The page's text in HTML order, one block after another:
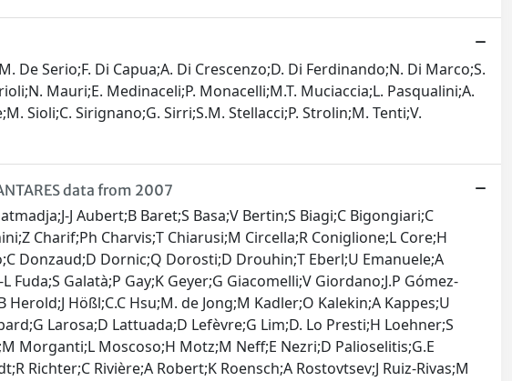
De Serio;F. Di Capua;A. Di Crescenzo;D. Di Ferdinando;N. Di Marco;S.
Mauri;E. Medinaceli;P. Monacelli;M.T. Muciaccia;L. Pasqualini;A.
Sioli;C. Sirignano;G. Sirri;S.M. Stellacci;P. Strolin;M. Tenti;V.
data from 2007
Maksimovic;V Malvezzi;N Man;I Mandel;V Mandic;M Mantovani;F Marchesoni;F Marion;S Márka;Z Márka;A Markosyan;E Maros;J Marque;F Martelli;I. W Martin;R. M Martin;J. N Marx;K Mason;A Masserot;F Matichard;L Matone;R. A Matzner;N Mavalvala;G Mazzolo;R McCarthy;D. E McClelland;S. C McGuire;G McIntyre;J McIver;G. D Meadors;M Mehmet;T Meier;A Melatos;A. C Melissinos;G Mendell;D. F Menéndez;R. A Mercer;S Meshkov;C Messenger;M. S Meyer;H Miao;C Michel;L Milano;J Miller;Y Minenkov;C. M. F Mingarelli;V. P Mitrofanov;G Mitselmakher;R Mittleman;B Moe;M Mohan;S. R. P Mohapatra;D Moraru;G Moreno;N Morgado;A Morgia;T Mori;S. R Morriss;S Mosca;K Mossavi;B Mours;C. M Mow–Lowry;C. L Mueller;G Mueller;S Mukherjee;A Mullavey;H Müller-Ebhardt;J Munch;D Murphy;P. G Murray;A Mytidis;T Nash;L Naticchioni;V Necula;J Nelson;I Neri;G Newton;T Nguyen;A Nishizawa;A Nitz;F Nocera;D Nolting;M. E Normandin;L Nuttall;E Ochsner;J O'Dell;E Oelker;G. H Ogin;J. J Oh;S. H Oh;R. G Oldenberg;B O'Reilly;R O'Shaughnessy;C Osthelder;C. D Ott;D. J Ottaway;R. S Ottens;H Overmier;B. J Owen;A Page;L Palladino;C Palomba;Y Pan;C Pankow;F Paoletti;R Paoletti;M. A Papa;M Parisi;A Pasqualetti;R Passaquieti;D Passuello;M Pedraza;S Penn;A Perreca;G Persichetti;M Phelps;M Pichot;M Pickenpack;F Piergiovanni;V Pierro;M Pihlaja;L Pinard;I. M Pinto;M Pitkin;H. J Pletsch;M. V Plissi;R Poggiani;J Pöld;F Postiglione;C Poux;M Prato;V Predoi;T Prestegard;L. R Price;M Prijatelj;M Principe;S Privitera;R Prix;G. A Prodi;L. G Prokhorov;O Puncken;M Punturo;P Puppo;V Quetschke;R Quitzow-James;F. J Raab;D. S Rabeling;I Rácz;H Radkins;P Raffai;M Rakhmanov;C Ramet;B Rankins;P Rapagnani;V Raymond;V Re;C. M Reed;T Reed;T Regimbau;S Reid;D. H Reitze;F Ricci;R Riesen;K Riles;M Roberts;N. A Robertson;F Robinet;C Robinson;E. L Robinson;A Rocchi;S Roddy;C Rodriguez;M Rodruck;L Rolland;J. G Rollins;J. D Romano;R Romano;J. H Romie;D Rosińska;C Röver;S Rowan;A Rüdiger;P Ruggi;K Ryan;F Salemi;L Sammut;V Sandberg;S Sankar;V Sannibale;L Santamaría;I Santiago-Prieto;G Santostasi;E Saracco;B Sassolas;B. S Sathyaprakash;P. R Saulson;R. L Savage;R Schilling;R Schnabel;R. M. S Schofield;B Schulz;B. F Schutz;P Schwinberg;J Scott;S. M Scott;F Seifert;D Sellers;D Sentenac;A Sergeev;D. A Shaddock;M Shaltev;B Shapiro;P Shawhan;D. H Shoemaker;T. L Sidery;X Siemens;D Sigg;D Simakov;A Singer;L Singer;A. M Sintes;G. R Skelton;B. J. J Slagmolen;J Slutsky;J. R Smith;M. R Smith;R. J. E Smith;N. D Smith-Lefebvre;K Somiya;B Sorazu;F. C Speirits;L Sperandio;M Stefszky;E Steinert;J Steinlechner;S Steinlechner;S Steplewski;A Stochino;R Stone;K. A Strain;S. E Strigin;A. S Stroeer;R Sturani;A. L Stuver;T. Z Summerscales;M Sung;S Susmithan;P. J Sutton;B Swinkels;G Szeifert;M Tacca;L Taffarello;D Talukder;D. B Tanner;S. P Tarabrin;R Taylor;A. P. M. ter Braack;P Thomas;K. A Thorne;K. S Thorne;E Thrane;A Thüring;C Titsler;K. V Tokmakov;C Tomlinson;A Toncelli;M Tonelli;O Torre;C. V Torres;C. I Torrie;E Tournefier;F Travasso;G Traylor;M Tse;D Ugolini;H Vahlbruch;G Vajente;J. F. J. van den Brand;C. Van Den Broeck;S. van der Putten;A. A. van Veggel;S Vass;M Vasuth;R Vaulin;M Vavoulidis;A Vecchio;G Vedovato;J Veitch;P. J Veitch;K Venkateswara;D Verkindt;F Vetrano;A Viceré;A. E Villar;J.-Y Vinet;S Vitale;H Vocca;C Vorvick;S. P Vyatchanin;A Wade;L Wade;M Wade;S. J Waldman;L Wallace;Y Wan;M Wang;X Wang;A Wanner;R. L Ward;M Was;M Weinert;A. J Weinstein;R Weiss;T Welborn;L Wen;P Wessels;M West;T Westphal;K Wette;J. T Whelan;S. E Whitcomb;D. J White;B. F Whiting;K Wiesner;C Wilkinson;P. A Willems;L Williams;R Williams;B Willke;M Wimmer;L Winkelmann;W Winkler;C. C Wipf;A. G Wiseman;H Wittel;G Woan;R Wooley;J Worden;J Yablon;I Yakushin;H Yamamoto;K Yamamoto;C. C Yancey;H Yang;D Yeaton-Massey;S Yoshid